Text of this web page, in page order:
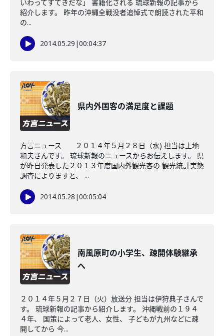
いわってすてきだな」 書籍化される 琉球新報の記事から
紹介します。 昨年の沖縄全戦没者追悼式で朗読された平和
の...
2014.05.29 |00:04:37
県内外国客の満足度と課題
方言ニュース ２０１４年５月２８日（水) 担当は上地
和夫さんです。 琉球新報のニュースからお伝えします。 県
が昨日発表した２０１３年度国内外観光客の 観光統計実態
調査によりますと、 ...
2014.05.28 |00:05:04
南風原町の小学生、疎開体験継承
へ
２０１４年５月２７日（火）放送分 担当は伊狩典子さんで
す。 琉球新報の記事から紹介します。 沖縄戦前の１９４
４年、 国策によって老人、女性、 子どもが九州などに疎
開してから 今...